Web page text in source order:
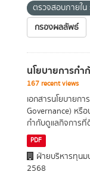
ตรวจสอบภายใน
กรองผลลัพธ์
นโยบายการก
167 recent views
เอกสารนโยบายก
Governance) หรื
กำกับดูแลกิจการที่
PDF
ฝ่ายบริหารทุน
2568